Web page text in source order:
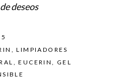
deseos
,LIMPIADORES
,EUCERIN,GEL